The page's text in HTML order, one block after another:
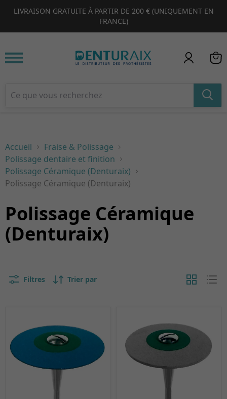
LIVRAISON GRATUITE À PARTIR DE 200 € (UNIQUEMENT EN
FRANCE)
1 2 3 4
Accueil
Fraise & Polissage
Polissage dentaire et finition
Polissage Céramique (Denturaix)
Polissage Céramique (Denturaix)
Polissage Céramique
(Denturaix)
Filtres Trier par